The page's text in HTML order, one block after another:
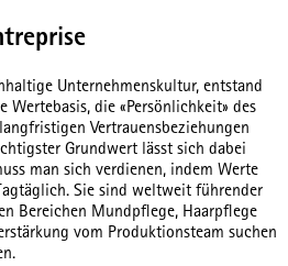
Unternehmenskultur, entstand
Wertebasis, die «Persönlichkeit» des
Vertrauensbeziehungen
Grundwert lässt sich dabei
man sich verdienen, indem Werte
Sie sind weltweit führender
Bereichen Mundpflege, Haarpflege
vom Produktionsteam suchen